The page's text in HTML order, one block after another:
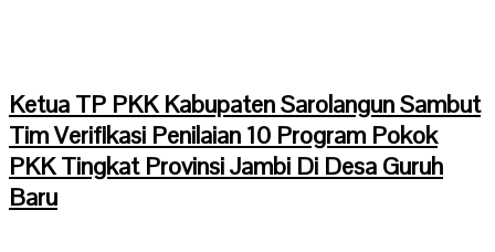
Ketua TP PKK Kabupaten Sarolangun Sambut
Tim Verifikasi Penilaian 10 Program Pokok
PKK Tingkat Provinsi Jambi Di Desa Guruh
Baru